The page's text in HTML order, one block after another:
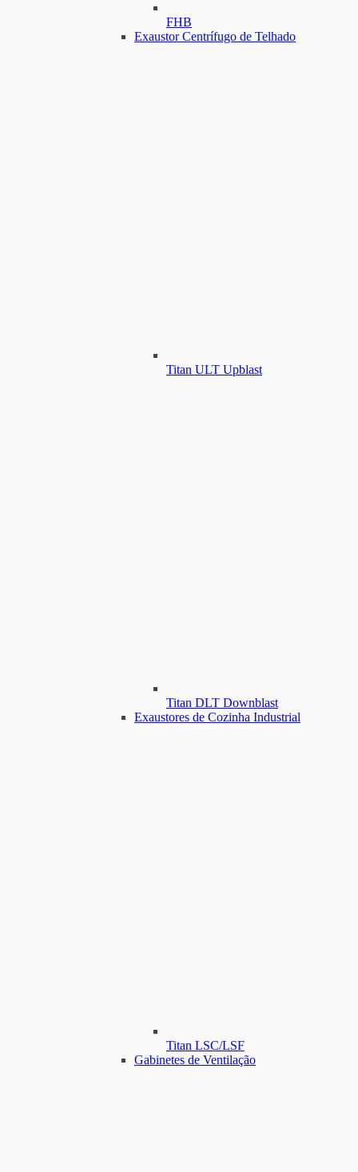
FHB
Exaustor Centrífugo de Telhado
Titan ULT Upblast
Titan DLT Downblast
Exaustores de Cozinha Industrial
Titan LSC/LSF
Gabinetes de Ventilação